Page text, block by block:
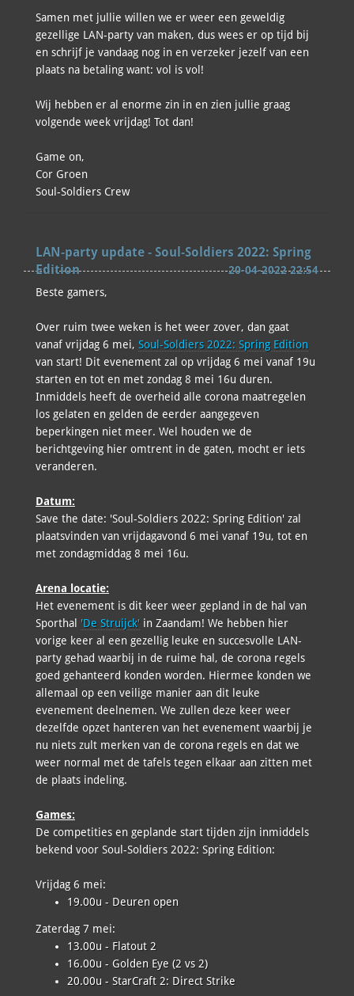
Samen met jullie willen we er weer een geweldig
gezellige LAN-party van maken, dus wees er op tijd bij
en schrijf je vandaag nog in en verzeker jezelf van een
plaats na betaling want: vol is vol!
Wij hebben er al enorme zin in en zien jullie graag
volgende week vrijdag! Tot dan!
Game on,
Cor Groen
Soul-Soldiers Crew
LAN-party update - Soul-Soldiers 2022: Spring
Edition
20-04-2022 22:54
Beste gamers,
Over ruim twee weken is het weer zover, dan gaat
vanaf vrijdag 6 mei, Soul-Soldiers 2022: Spring Edition
van start! Dit evenement zal op vrijdag 6 mei vanaf 19u
starten en tot en met zondag 8 mei 16u duren.
Inmiddels heeft de overheid alle corona maatregelen
los gelaten en gelden de eerder aangegeven
beperkingen niet meer. Wel houden we de
berichtgeving hier omtrent in de gaten, mocht er iets
veranderen.
Datum:
Save the date: 'Soul-Soldiers 2022: Spring Edition' zal
plaatsvinden van vrijdagavond 6 mei vanaf 19u, tot en
met zondagmiddag 8 mei 16u.
Arena locatie:
Het evenement is dit keer weer gepland in de hal van
Sporthal 'De Struijck' in Zaandam! We hebben hier
vorige keer al een gezellig leuke en succesvolle LAN-
party gehad waarbij in de ruime hal, de corona regels
goed gehanteerd konden worden. Hiermee konden we
allemaal op een veilige manier aan dit leuke
evenement deelnemen. We zullen deze keer weer
dezelfde opzet hanteren van het evenement waarbij je
nu niets zult merken van de corona regels en dat we
weer normal met de tafels tegen elkaar aan zitten met
de plaats indeling.
Games:
De competities en geplande start tijden zijn inmiddels
bekend voor Soul-Soldiers 2022: Spring Edition:
Vrijdag 6 mei:
19.00u - Deuren open
Zaterdag 7 mei:
13.00u - Flatout 2
16.00u - Golden Eye (2 vs 2)
20.00u - StarCraft 2: Direct Strike